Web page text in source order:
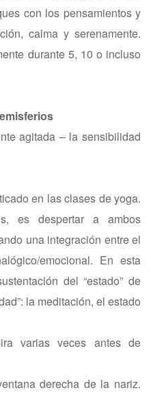
con los pensamientos y
calma y serenamente.
durante 5, 10 o incluso
agitada – la sensibilidad
en las clases de yoga.
es despertar a ambos
una integración entre el
emocional. En esta
del “estado” de
la meditación, el estado
varias veces antes de
derecha de la nariz.